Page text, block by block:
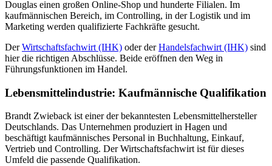
Douglas einen großen Online-Shop und hunderte Filialen. Im
kaufmännischen Bereich, im Controlling, in der Logistik und im
Marketing werden qualifizierte Fachkräfte gesucht.
DerWirtschaftsfachwirt (IHK) oder derHandelsfachwirt (IHK) sind
hier die richtigen Abschlüsse. Beide eröffnen den Weg in
Führungsfunktionen im Handel.
Lebensmittelindustrie: Kaufmännische Qualifikation
Brandt Zwieback ist einer der bekanntesten Lebensmittelhersteller
Deutschlands. Das Unternehmen produziert in Hagen und
beschäftigt kaufmännisches Personal in Buchhaltung, Einkauf,
Vertrieb und Controlling. Der Wirtschaftsfachwirt ist für dieses
Umfeld die passende Qualifikation.